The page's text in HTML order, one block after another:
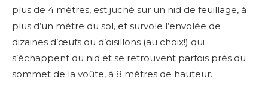
plus de 4 mètres, est juché sur un nid de feuillage, à
plus d’un mètre du sol, et survole l’envolée de
dizaines d’œufs ou d’oisillons (au choix!) qui
s’échappent du nid et se retrouvent parfois près du
sommet de la voûte, à 8 mètres de hauteur.